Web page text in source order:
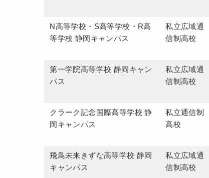
N高等学校・S高等学校・R高
等学校 静岡キャンパス
私立広域通
信制高校
第一学院高等学校 静岡キャン
パス
私立広域通
信制高校
クラーク記念国際高等学校 静
岡キャンパス
私立通信制
高校
飛鳥未来きずな高等学校 静岡
キャンパス
私立広域通
信制高校